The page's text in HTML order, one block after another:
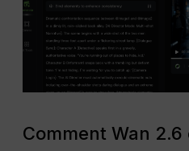
Comment Wan 2.6